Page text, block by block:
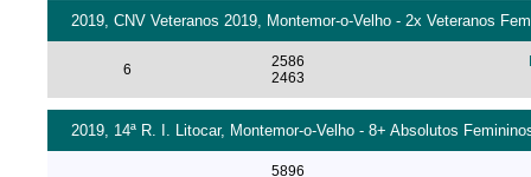
2019, CNV Veteranos 2019, Montemor-o-Velho - 2x Veteranos
6
2586
2463
2019, 14ª R. I. Litocar, Montemor-o-Velho - 8+ Absolutos
5896